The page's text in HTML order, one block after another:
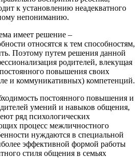
к установлению неадекватного
непониманию.
имеет решение –
относятся к тем способностям,
Поэтому путем решения данной
родителей, влекущая
повышения своих
и коммуникативных) компетенций.
постоянного повышения и
умений и навыков общения,
ряд психологических
процесс межличностного
нуждаются в специальной
эффективной формой работы
стиля общения в семьях